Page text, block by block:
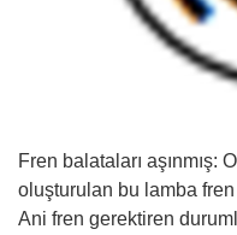
Fren balataları aşınmış:
oluşturulan bu lamba fren
Ani fren gerektiren